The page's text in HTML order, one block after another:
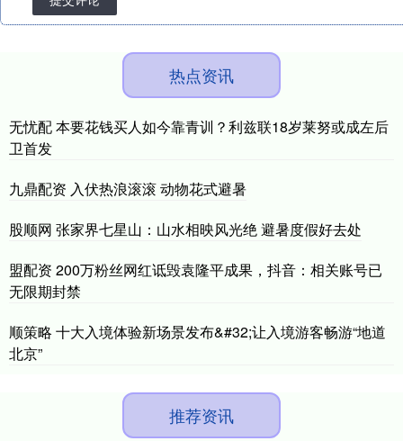
热点资讯
无忧配 本要花钱买人如今靠青训？利兹联18岁莱努或成左后
卫首发
九鼎配资 入伏热浪滚滚 动物花式避暑
股顺网 张家界七星山：山水相映风光绝 避暑度假好去处
盟配资 200万粉丝网红诋毁袁隆平成果，抖音：相关账号已
无限期封禁
顺策略 十大入境体验新场景发布&#32;让入境游客畅游“地道
北京”
推荐资讯